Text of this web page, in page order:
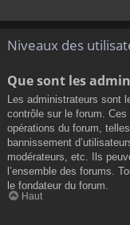
Niveaux des
Que sont les
Les administrateurs sont
contrôle sur le forum.
opérations du forum,
bannissement
modérateurs, etc. Ils
l’ensemble des forums.
le fondateur du forum.
Haut